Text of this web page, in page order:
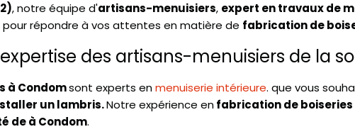
, notre équipe d'artisans-menuisiers, expert en travaux de
pour répondre à vos attentes en matière de fabrication de
des artisans-menuisiers de la
à Condomsont experts enmenuiserie intérieure. que vous
un lambris.Notre expérience enfabrication de
de à Condom.